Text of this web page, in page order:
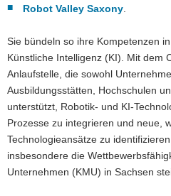
Robot Valley Saxony
Sie bündeln so ihre Kompetenzen
Künstliche Intelligenz (KI). Mit dem
Anlaufstelle, die sowohl
Ausbildungsstätten, Hochschulen
unterstützt, Robotik- und KI-
Prozesse zu integrieren und neue,
Technologieansätze zu
insbesondere die
Unternehmen (KMU) in Sachsen